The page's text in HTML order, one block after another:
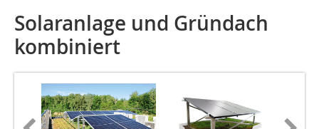
Solaranlage und Gründach
kombiniert